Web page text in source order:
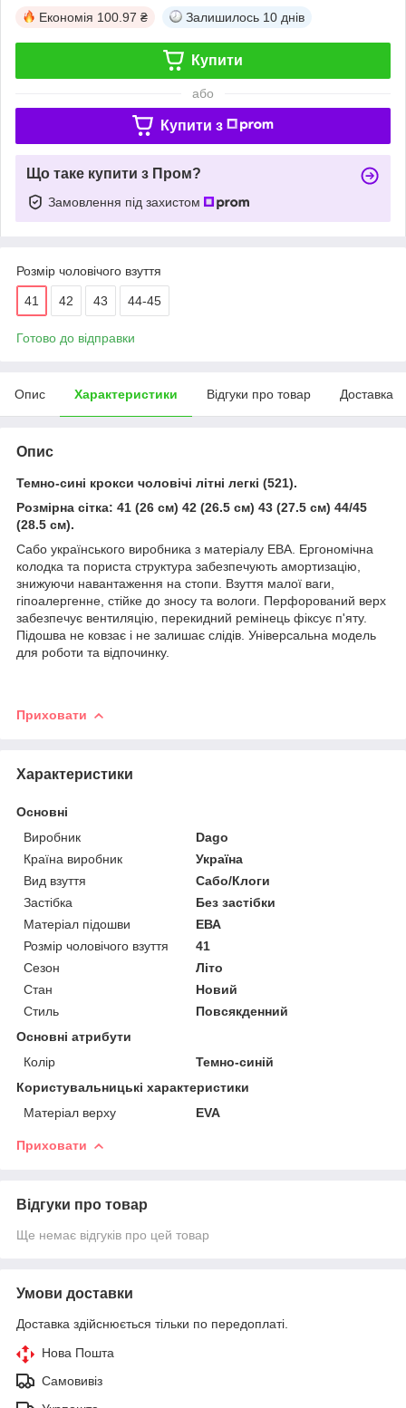
Економія 100.97 ₴ Залишилось 10 днів
Купити
або
Купити з
Що таке купити з Пром?
Замовлення під захистом
Розмір чоловічого взуття
41 42 43 44-45
Готово до відправки
Опис Характеристики Відгуки про товар Доставка
Опис
Темно-сині крокси чоловічі літні легкі (521).
Розмірна сітка: 41 (26 см) 42 (26.5 см) 43 (27.5 см) 44/45
(28.5 см).
Сабо українського виробника з матеріалу ЕВА. Ергономічна
колодка та пориста структура забезпечують амортизацію,
знижуючи навантаження на стопи. Взуття малої ваги,
гіпоалергенне, стійке до зносу та вологи. Перфорований верх
забезпечує вентиляцію, перекидний ремінець фіксує п'яту.
Підошва не ковзає і не залишає слідів. Універсальна модель
для роботи та відпочинку.
Приховати
Характеристики
Основні
Виробник
Dago
Країна виробник
Україна
Вид взуття
Сабо/Клоги
Застібка
Без застібки
Матеріал підошви
ЕВА
Розмір чоловічого взуття
41
Сезон
Літо
Стан
Новий
Стиль
Повсякденний
Основні атрибути
Колір
Темно-синій
Користувальницькі характеристики
Матеріал верху
EVA
Приховати
Відгуки про товар
Ще немає відгуків про цей товар
Умови доставки
Доставка здійснюється тільки по передоплаті.
Нова Пошта
Самовивіз